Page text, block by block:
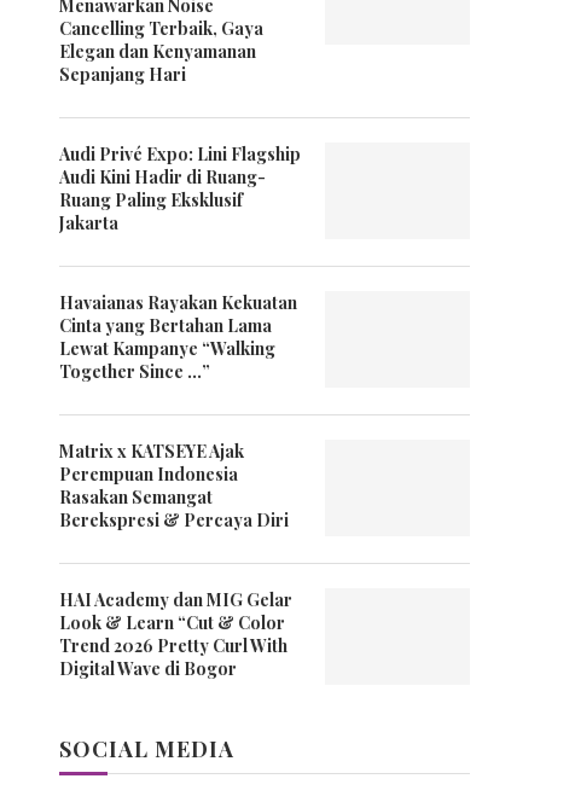
Menawarkan Noise
Cancelling Terbaik, Gaya
Elegan dan Kenyamanan
Sepanjang Hari
Audi Privé Expo: Lini Flagship
Audi Kini Hadir di Ruang-
Ruang Paling Eksklusif
Jakarta
Havaianas Rayakan Kekuatan
Cinta yang Bertahan Lama
Lewat Kampanye “Walking
Together Since …”
Matrix x KATSEYE Ajak
Perempuan Indonesia
Rasakan Semangat
Berekspresi & Percaya Diri
HAI Academy dan MIG Gelar
Look & Learn “Cut & Color
Trend 2026 Pretty Curl With
Digital Wave di Bogor
SOCIAL MEDIA